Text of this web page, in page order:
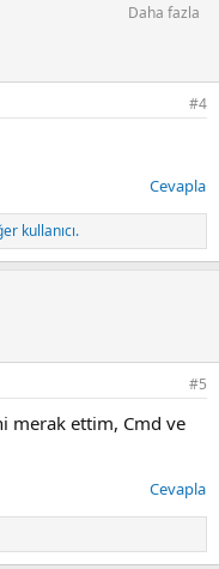
Daha fazla
#4
Cevapla
kullanıcı.
#5
merak ettim, Cmd ve
Cevapla